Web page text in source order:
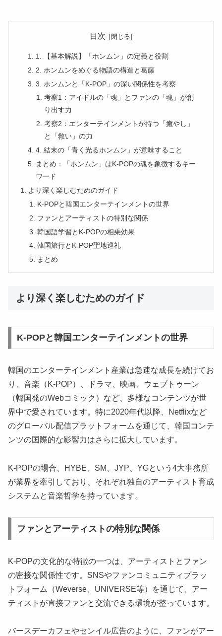
目次
1. 【基本解説】「ホンムン」の定義と役割
2. ホンムンをめぐる物語の構造と葛藤
3. ホンムンと「K-POP」の深い関係性を考察
考察1：アイドルの「魂」とファンの「魂」が創
り出す力
考察2：エンターテインメントが持つ「癒やし」
と「救い」の力
4. 結末の「青く光るホンムン」が意味すること
まとめ：「ホンムン」はK-POPの魂を象徴するキー
ワード
より深く楽しむためのガイド
K-POPと韓国エンターテインメントの世界
ファンとアーティストの特別な関係
韓国語学習とK-POPの相乗効果
韓国旅行とK-POP聖地巡礼
まとめ
より深く楽しむためのガイド
K-POPと韓国エンターテインメントの世界
韓国のエンターテインメント産業は急速な成長を続けてお
り、音楽（K-POP）、ドラマ、映画、ウェブトゥーン
（韓国発のWebコミック）など、多様なコンテンツが世
界中で愛されています。特に2020年代以降、Netflixなど
のグローバル配信プラットフォームを通じて、韓国コンテ
ンツの国際的な影響力はさらに拡大しています。
K-POPの場合、HYBE、SM、JYP、YGという4大事務所
が業界を牽引しており、それぞれ独自のアーティスト育成
システムと音楽哲学を持っています。
ファンとアーティストの特別な関係
K-POPの文化的な特徴の一つは、アーティストとファン
の密接な関係性です。SNSやファンコミュニティプラッ
トフォーム（Weverse、UNIVERSE等）を通じて、アー
ティストが直接ファンと交流できる環境が整っています。
バースデーカフェやセンイル広告のように、ファンがアー